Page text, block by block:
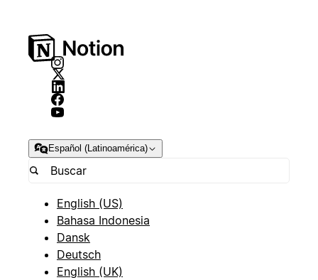
Español (Latinoamérica)
English (US)
Bahasa Indonesia
Dansk
Deutsch
English (UK)